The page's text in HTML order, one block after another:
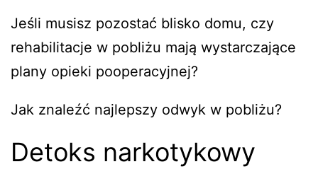
Jeśli musisz pozostać blisko domu, czy
rehabilitacje w pobliżu mają wystarczające
plany opieki pooperacyjnej?
Jak znaleźć najlepszy odwyk w pobliżu?
Detoks narkotykowy